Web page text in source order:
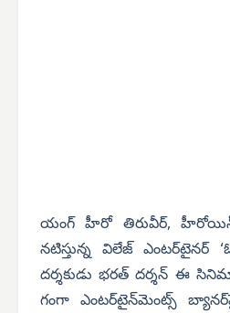
యంగ్ హీరో తిరువీర్,
నటిస్తున్న విలేజ్ ఎంటర్‌టైనర్
దర్శకుడు భరత్ దర్శన్ ఈ
గంగా ఎంటర్‌టైన్‌మెంట్స్